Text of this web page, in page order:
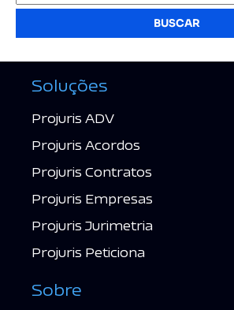
BUSCAR
Soluções
Projuris ADV
Projuris Acordos
Projuris Contratos
Projuris Empresas
Projuris Jurimetria
Projuris Peticiona
Sobre